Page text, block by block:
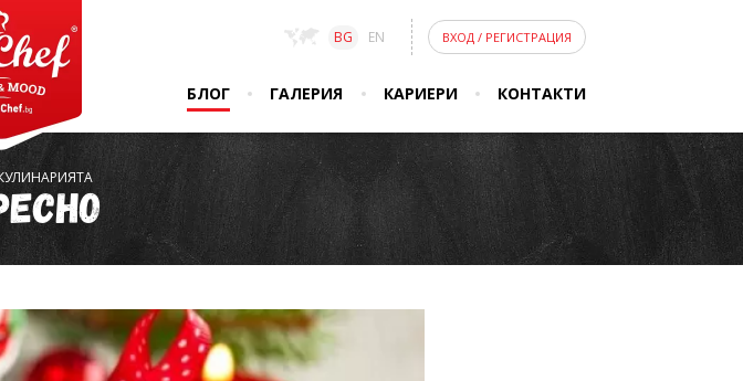
BG EN ВХОД / РЕГИСТРАЦИЯ
БЛОГ ГАЛЕРИЯ КАРИЕРИ КОНТАКТИ